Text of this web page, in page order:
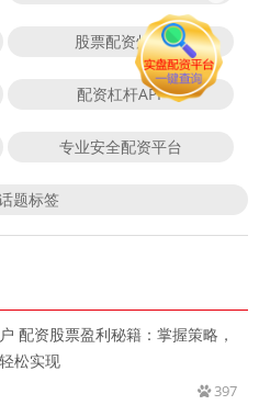
股票配资炒股
配资杠杆APP
专业安全配资平台
题标签
配资股票盈利秘籍：掌握策略，
松实现
397